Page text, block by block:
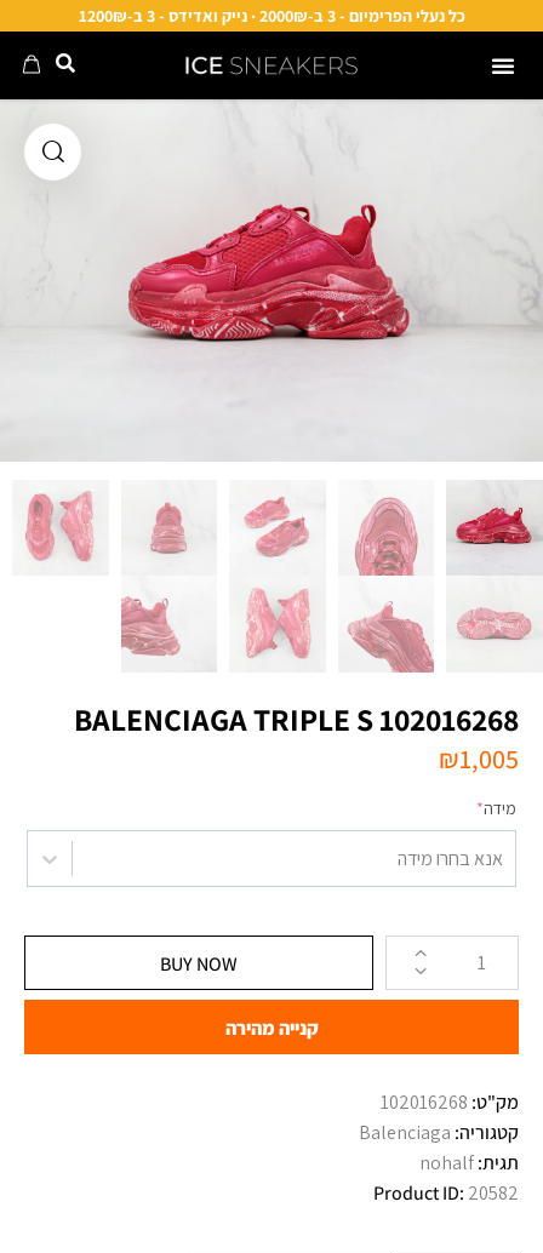
כל נעלי הפרימיום - 3 ב-2000₪ · נייק ואדידס - 3 ב-1200₪
BALENCIAGA TRIPLE S 102016268
₪1,005
מידה*
אנא בחרו מידה
BUY NOW
קנייה מהירה
מק"ט: 102016268
קטגוריה: Balenciaga
תגית:nohalf
Product ID: 20582